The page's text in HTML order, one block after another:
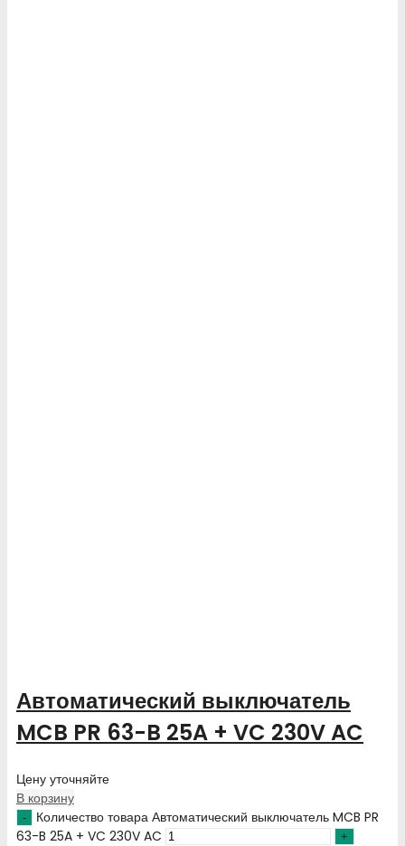
Автоматический выключатель
MCB PR 63-B 25A + VC 230V AC
Цену уточняйте
В корзину
Количество товара Автоматический выключатель MCB PR
63-B 25A + VC 230V AC